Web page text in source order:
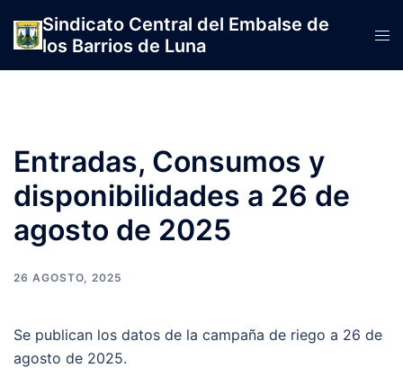
contenido
Sindicato Central del Embalse de
los Barrios de Luna
Entradas, Consumos y
disponibilidades a 26 de
agosto de 2025
26 AGOSTO, 2025
Se publican los datos de la campaña de riego a 26 de
agosto de 2025.